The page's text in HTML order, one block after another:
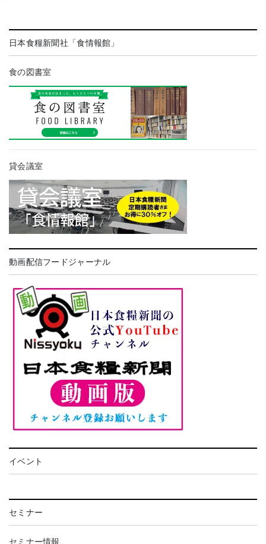
日本食糧新聞社「食情報館」
食の図書室
貸会議室
動画配信フードジャーナル
イベント
セミナー
セミナー情報